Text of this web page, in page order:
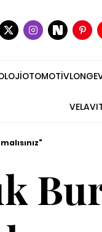
OTOMOTİV